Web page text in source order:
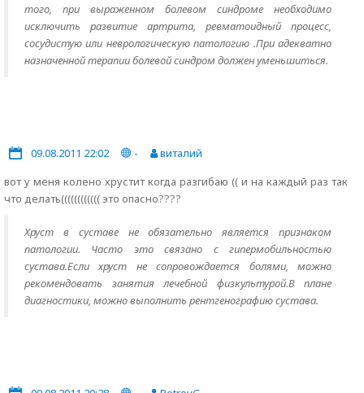
того, при выраженном болевом синдроме необходимо
исключить развитие артрита, ревматоидный процесс,
сосудистую или неврологическую патологию .При адекватно
назначенной терапии болевой синдром должен уменьшиться.
09.08.2011 22:02 -
виталий
вот у меня колено хрустит когда разгибаю (( и на каждый раз так
что делать(((((((((((( это опасно????
Хруст в суставе не обязательно является признаком
патологии. Часто это связано с гипермобильностью
сустава.Если хруст не сопровождается болями, можно
рекомендовать занятия лечебной физкультурой.В плане
диагностики, можно выполнить рентгенографию сустава.